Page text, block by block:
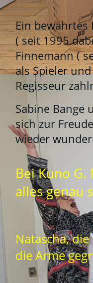
Ein bewährtes
( seit 1995
Finnemann (
als Spieler
Regisseur
Sabine Bange
sich zur
wieder
Bei Kuno G.
alles genau
Natascha,
die Arme